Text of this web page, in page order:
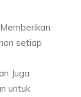
setiap
Juga
untuk